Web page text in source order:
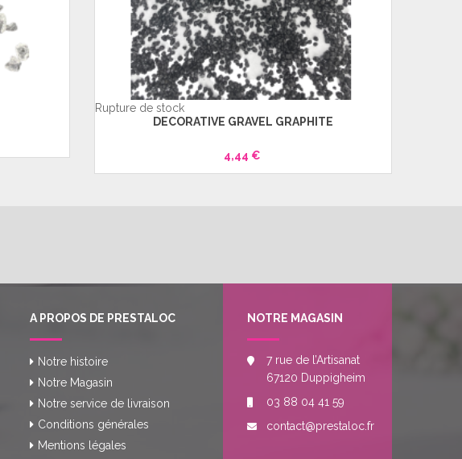
Rupture de stock
DECORATIVE GRAVEL GRAPHITE
4,44 €
A PROPOS DE PRESTALOC
Notre histoire
Notre Magasin
Notre service de livraison
Conditions générales
Mentions légales
NOTRE MAGASIN
7 rue de l’Artisanat
67120 Duppigheim
03 88 04 41 59
contact@prestaloc.fr